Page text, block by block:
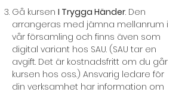
Gå kursen I Trygga Händer. Den
arrangeras med jämna mellanrum i
vår församling och finns även som
digital variant hos SAU. (SAU tar en
avgift. Det är kostnadsfritt om du går
kursen hos oss.) Ansvarig ledare för
din verksamhet har information om